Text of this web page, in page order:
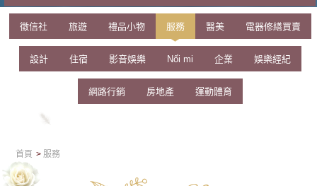
徵信社 旅遊 禮品小物 服務 醫美 電器修繕買賣
設計 住宿 影音娛樂 Nối mi 企業 娛樂經紀
網路行銷 房地產 運動體育
首頁 服務